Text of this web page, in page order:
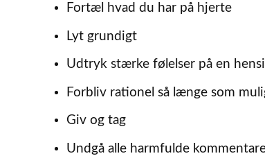
Fortæl hvad du har på hjerte
Lyt grundigt
Udtryk stærke følelser på en
Forbliv rationel så længe som
Giv og tag
Undgå alle harmfulde